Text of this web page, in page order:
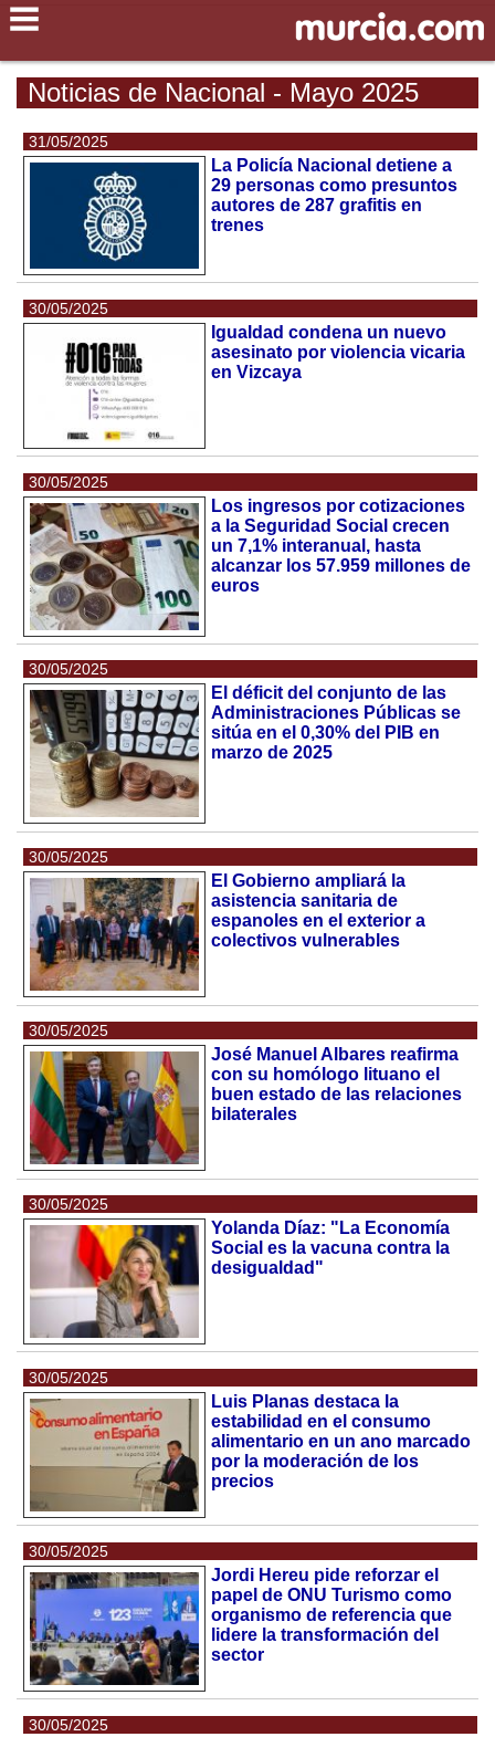
Noticias de Nacional - Mayo 2025
31/05/2025
La Policía Nacional detiene a
29 personas como presuntos
autores de 287 grafitis en
trenes
30/05/2025
Igualdad condena un nuevo
asesinato por violencia vicaria
en Vizcaya
30/05/2025
Los ingresos por cotizaciones
a la Seguridad Social crecen
un 7,1% interanual, hasta
alcanzar los 57.959 millones de
euros
30/05/2025
El déficit del conjunto de las
Administraciones Públicas se
sitúa en el 0,30% del PIB en
marzo de 2025
30/05/2025
El Gobierno ampliará la
asistencia sanitaria de
espanoles en el exterior a
colectivos vulnerables
30/05/2025
José Manuel Albares reafirma
con su homólogo lituano el
buen estado de las relaciones
bilaterales
30/05/2025
Yolanda Díaz: "La Economía
Social es la vacuna contra la
desigualdad"
30/05/2025
Luis Planas destaca la
estabilidad en el consumo
alimentario en un ano marcado
por la moderación de los
precios
30/05/2025
Jordi Hereu pide reforzar el
papel de ONU Turismo como
organismo de referencia que
lidere la transformación del
sector
30/05/2025